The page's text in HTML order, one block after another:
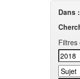
Dans :
Filtres